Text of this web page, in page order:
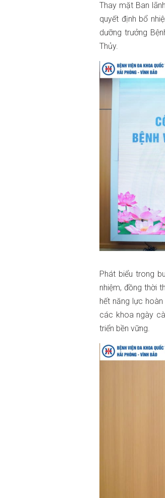
Thay mặt Ban
quyết định bổ
dưỡng trưởng
Thủy.
Phát biểu trong
nhiệm, đồng thời
hết năng lực
các khoa ngày
triển bền vững.